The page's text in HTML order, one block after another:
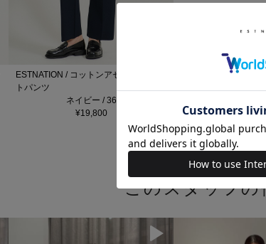
ESTNATION / コットンアセテート ニッ
トパンツ
ネイビー / 36
¥19,800
このスタッフ